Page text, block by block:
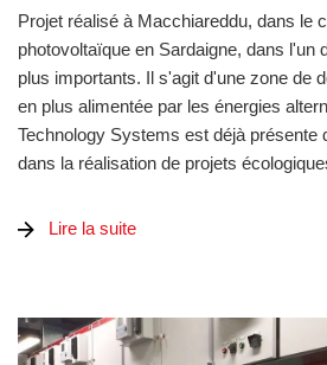
Projet réalisé à Macchiareddu, dans le
photovoltaïque en Sardaigne, dans l'un
plus importants. Il s'agit d'une zone de
en plus alimentée par les énergies
Technology Systems est déjà présente
dans la réalisation de projets
Lire la suite